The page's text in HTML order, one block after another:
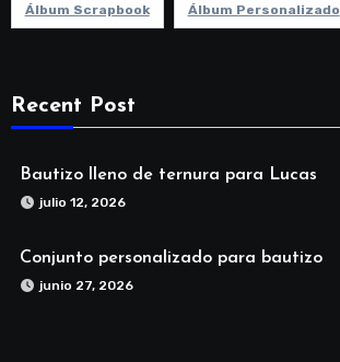
Álbum Scrapbook Álbum Personalizado
Recent Post
Bautizo lleno de ternura para Lucas
julio 12, 2026
Conjunto personalizado para bautizo
junio 27, 2026